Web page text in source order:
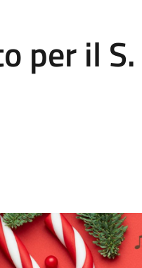
per il S.